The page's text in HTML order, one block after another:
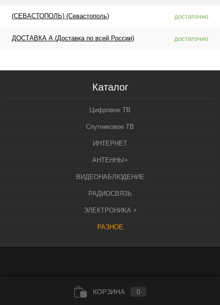
(СЕВАСТОПОЛЬ) (Севастополь) достаточно
ДОСТАВКА А (Доставка по всей России) достаточно
Каталог
Цифровое ТВ
Спутниковое ТВ
ИНТЕРНЕТ
АНТЕННЫ+
ВИДЕОНАБЛЮДЕНИЕ
РАДИОСВЯЗЬ
ЭЛЕКТРОНИКА +
РАЗНОЕ
КОРЗИНА 0